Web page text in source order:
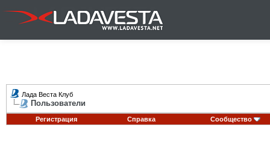
Лада Веста Клуб
Пользователи
Регистрация Справка Сообщество